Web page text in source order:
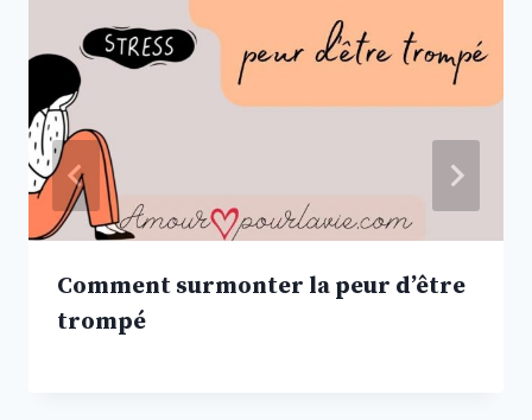
Comment surmonter la peur d’être
trompé